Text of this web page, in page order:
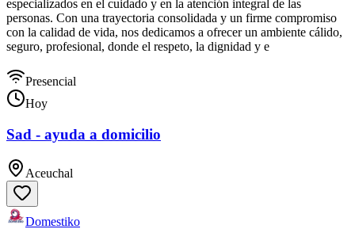
especializados en el cuidado y en la atención integral de las
personas. Con una trayectoria consolidada y un firme compromiso
con la calidad de vida, nos dedicamos a ofrecer un ambiente cálido,
seguro, profesional, donde el respeto, la dignidad y e
Presencial
Hoy
Sad - ayuda a domicilio
Aceuchal
Domestiko